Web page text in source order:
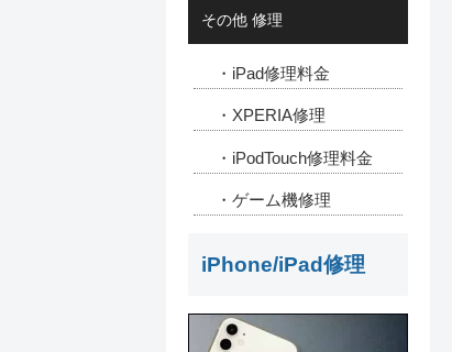
その他 修理
・iPad修理料金
・XPERIA修理
・iPodTouch修理料金
・ゲーム機修理
iPhone/iPad修理